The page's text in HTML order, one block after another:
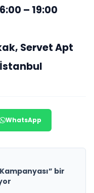
– 19:00
Servet Apt
İstanbul
WhatsApp
bir